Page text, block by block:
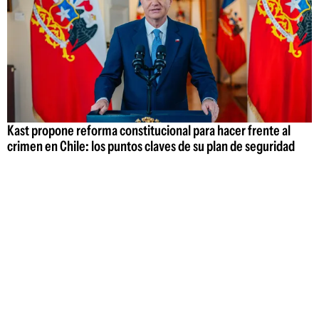
Kast propone reforma constitucional para hacer frente al
crimen en Chile: los puntos claves de su plan de seguridad